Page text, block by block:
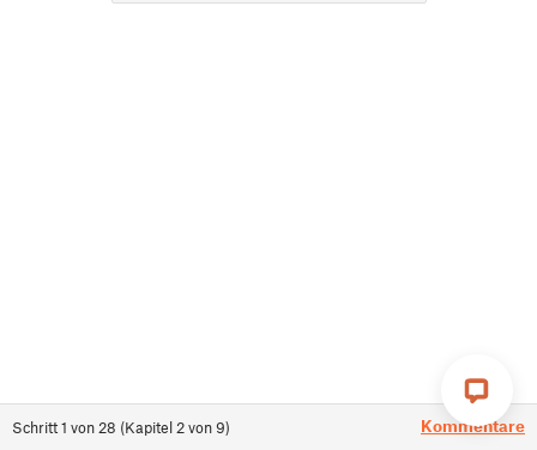
Schritt1 von 28 (Kapitel 2von9) Kommentare